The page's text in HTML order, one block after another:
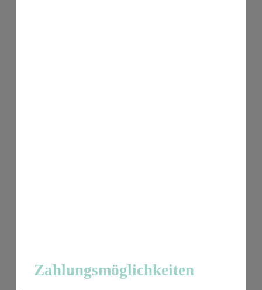
Zahlungsmöglichkeiten